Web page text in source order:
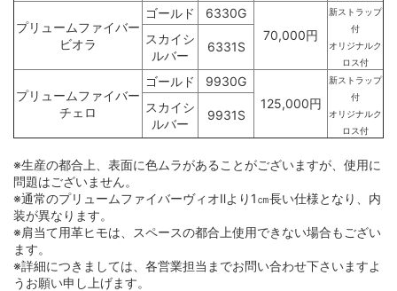
プリュームファイバー
ビオラ
ゴールド
6330G
70,000円
新ストラップ
付
オリジナルク
ロス付
スカイシ
ルバー
6331S
プリュームファイバー
チェロ
ゴールド
9930G
125,000円
新ストラップ
付
オリジナルク
ロス付
スカイシ
ルバー
9931S
※生産の都合上、表面に色ムラがあることがございますが、使用に
問題はございません。
※通常のプリュームファイバーヴィオⅡより1㎝長い仕様となり、内
装が異なります。
※肩当て用革ヒモは、スペースの都合上使用できない場合もござい
ます。
※詳細につきましては、各営業担当までお問い合わせ下さいますよ
うお願い申し上げます。